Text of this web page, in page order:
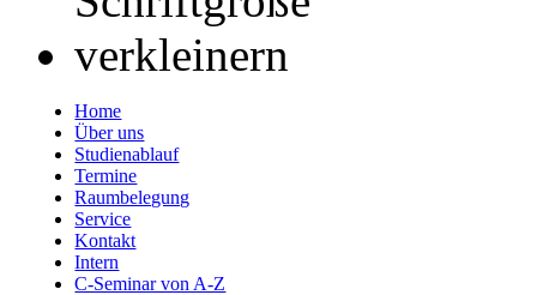
Home
Über uns
Studienablauf
Termine
Raumbelegung
Service
Kontakt
Intern
C-Seminar von A-Z